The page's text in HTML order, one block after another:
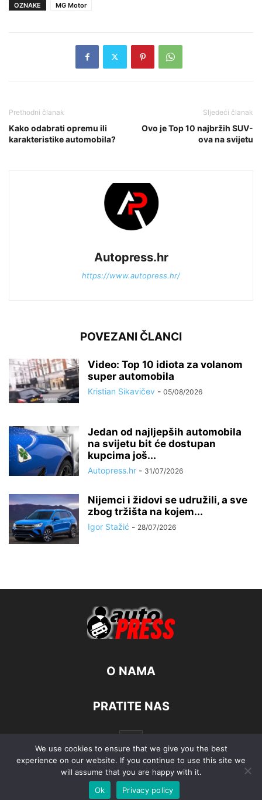
OZNAKE MG Motor
Prethodni članak
Kako odabrati opremu ili
karakteristike automobila?
Sljedeći članak
Ovo je Top 10 najbržih SUV-
ova na svijetu
Autopress.hr
https://www.autopress.hr/
POVEZANI ČLANCI
Video: Top 10 idiota za volanom
super automobila
Kristian Sikavičev - 05/08/2026
Jedan od najljepših automobila
na svijetu bit će dostupan
kupcima još...
Autopress.hr - 31/07/2026
Nijemci i židovi se udružili, a sve
zbog tržišta na kojem...
Igor Stažić - 28/07/2026
O NAMA
PRATITE NAS
© Autopress - Sva prava pridržana.
We use cookies to ensure that we give you the best
experience on our website. If you continue to use this site we
will assume that you are happy with it.
Ok
Privacy policy